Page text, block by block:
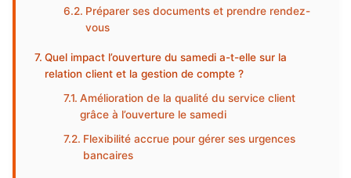
Préparer ses documents et prendre rendez-
vous
Quel impact l’ouverture du samedi a-t-elle sur la
relation client et la gestion de compte ?
Amélioration de la qualité du service client
grâce à l’ouverture le samedi
Flexibilité accrue pour gérer ses urgences
bancaires